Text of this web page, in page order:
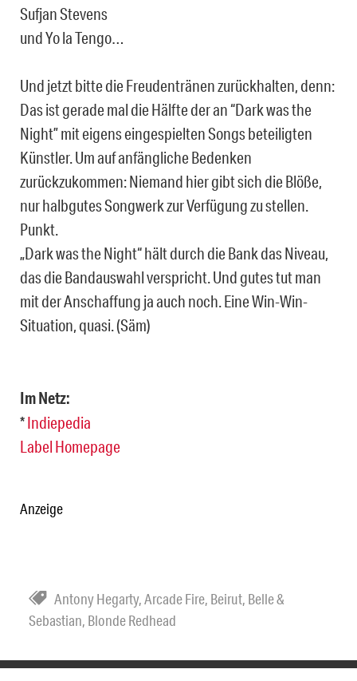
Sufjan Stevens
und Yo la Tengo…
Und jetzt bitte die Freudentränen zurückhalten, denn:
Das ist gerade mal die Hälfte der an “Dark was the
Night” mit eigens eingespielten Songs beteiligten
Künstler. Um auf anfängliche Bedenken
zurückzukommen: Niemand hier gibt sich die Blöße,
nur halbgutes Songwerk zur Verfügung zu stellen.
Punkt.
„Dark was the Night“ hält durch die Bank das Niveau,
das die Bandauswahl verspricht. Und gutes tut man
mit der Anschaffung ja auch noch. Eine Win-Win-
Situation, quasi. (Säm)
Im Netz:
*Indiepedia
Label Homepage
Anzeige
Antony Hegarty,Arcade Fire, Beirut, Belle &
Sebastian, Blonde Redhead